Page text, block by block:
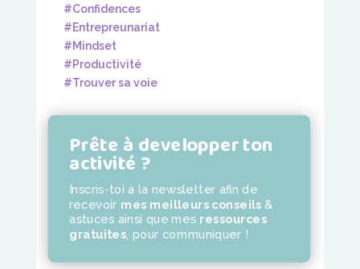
#Confidences
#Entrepreunariat
#Mindset
#Productivité
#Trouver sa voie
Prête à developper ton
activité ?
Inscris-toi à la newsletter afin de
recevoir mes meilleurs conseils &
astuces ainsi que mes ressources
gratuites pour communiquer !